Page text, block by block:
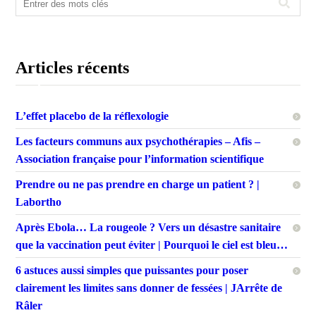
Articles récents
L’effet placebo de la réflexologie
Les facteurs communs aux psychothérapies – Afis –
Association française pour l’information scientifique
Prendre ou ne pas prendre en charge un patient ? |
Labortho
Après Ebola… La rougeole ? Vers un désastre sanitaire
que la vaccination peut éviter | Pourquoi le ciel est bleu…
6 astuces aussi simples que puissantes pour poser
clairement les limites sans donner de fessées | JArrête de
Râler